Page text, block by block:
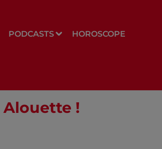
PODCASTS HOROSCOPE
!